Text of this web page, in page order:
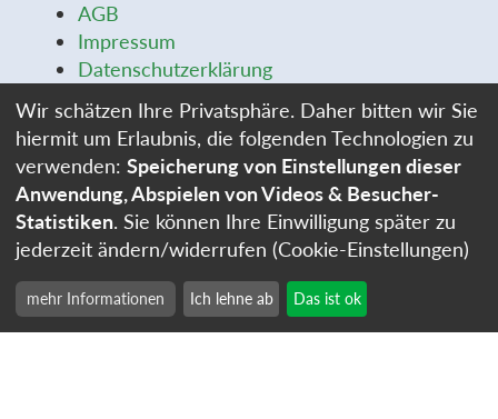
AGB
Impressum
Datenschutzerklärung
Widerrufsformular
Stellenangebote
Cookie-Einstellungen
Wir schätzen Ihre Privatsphäre. Daher bitten wir Sie
hiermit um Erlaubnis, die folgenden Technologien zu
verwenden: Speicherung von Einstellungen dieser
Anwendung, Abspielen von Videos & Besucher-
Statistiken. Sie können Ihre Einwilligung später zu
jederzeit ändern/widerrufen (Cookie-Einstellungen)
mehr Informationen Ich lehne ab Das ist ok